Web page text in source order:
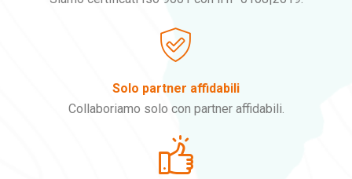
Solo partner affidabili
Collaboriamo solo con partner affidabili.